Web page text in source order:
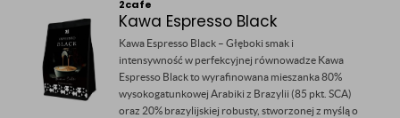
2cafe
Kawa Espresso Black
Kawa Espresso Black – Głęboki smak i
intensywność w perfekcyjnej równowadze Kawa
Espresso Black to wyrafinowana mieszanka 80%
wysokogatunkowej Arabiki z Brazylii (85 pkt. SCA)
oraz 20% brazylijskiej robusty, stworzonej z myślą o